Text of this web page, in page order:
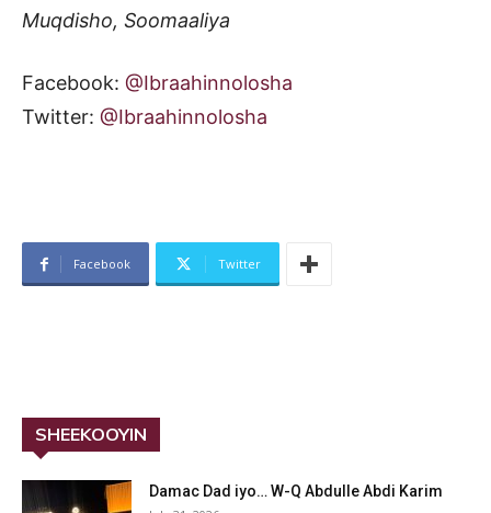
Muqdisho, Soomaaliya
Facebook: @Ibraahinnolosha
Twitter: @Ibraahinnolosha
Facebook Twitter
SHEEKOOYIN
Damac Dad iyo… W-Q Abdulle Abdi Karim